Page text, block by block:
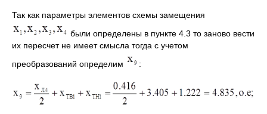
Так как параметры элементов схемы замещения
были определены в пункте 4.3 то заново вести
их пересчет не имеет смысла тогда с учетом
преобразований определим
: